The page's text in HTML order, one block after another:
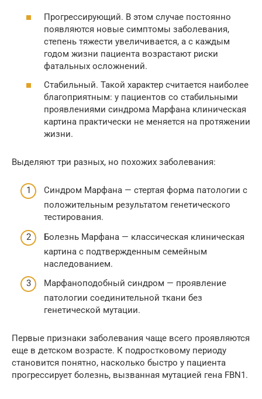
Прогрессирующий. В этом случае постоянно
появляются новые симптомы заболевания,
степень тяжести увеличивается, а с каждым
годом жизни пациента возрастают риски
фатальных осложнений.
Стабильный. Такой характер считается наиболее
благоприятным: у пациентов со стабильными
проявлениями синдрома Марфана клиническая
картина практически не меняется на протяжении
жизни.
Выделяют три разных, но похожих заболевания:
Синдром Марфана — стертая форма патологии с
положительным результатом генетического
тестирования.
Болезнь Марфана — классическая клиническая
картина с подтвержденным семейным
наследованием.
Марфаноподобный синдром — проявление
патологии соединительной ткани без
генетической мутации.
Первые признаки заболевания чаще всего проявляются
еще в детском возрасте. К подростковому периоду
становится понятно, насколько быстро у пациента
прогрессирует болезнь, вызванная мутацией гена FBN1.